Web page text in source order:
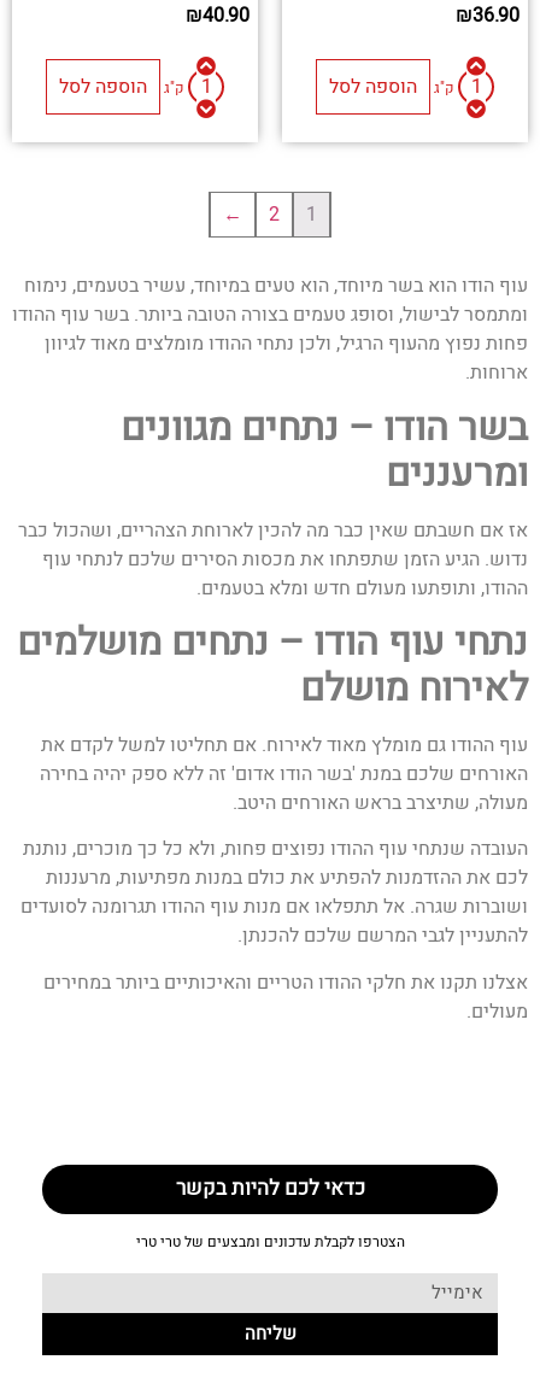
₪36.90
ק"ג הוספה לסל
₪40.90
ק"ג הוספה לסל
1
2
←
עוף הודו הוא בשר מיוחד, הוא טעים במיוחד, עשיר בטעמים, נימוח
ומתמסר לבישול, וסופג טעמים בצורה הטובה ביותר. בשר עוף ההודו
פחות נפוץ מהעוף הרגיל, ולכן נתחי ההודו מומלצים מאוד לגיוון
ארוחות.
בשר הודו – נתחים מגוונים
ומרעננים
אז אם חשבתם שאין כבר מה להכין לארוחת הצהריים, ושהכול כבר
נדוש. הגיע הזמן שתפתחו את מכסות הסירים שלכם לנתחי עוף
ההודו, ותופתעו מעולם חדש ומלא בטעמים.
נתחי עוף הודו – נתחים מושלמים
לאירוח מושלם
עוף ההודו גם מומלץ מאוד לאירוח. אם תחליטו למשל לקדם את
האורחים שלכם במנת 'בשר הודו אדום' זה ללא ספק יהיה בחירה
מעולה, שתיצרב בראש האורחים היטב.
העובדה שנתחי עוף ההודו נפוצים פחות, ולא כל כך מוכרים, נותנת
לכם את ההזדמנות להפתיע את כולם במנות מפתיעות, מרעננות
ושוברות שגרה. אל תתפלאו אם מנות עוף ההודו תגרומנה לסועדים
להתעניין לגבי המרשם שלכם להכנתן.
אצלנו תקנו את חלקי ההודו הטריים והאיכותיים ביותר במחירים
מעולים.
כדאי לכם להיות בקשר
הצטרפו לקבלת עדכונים ומבצעים של טרי טרי
שליחה